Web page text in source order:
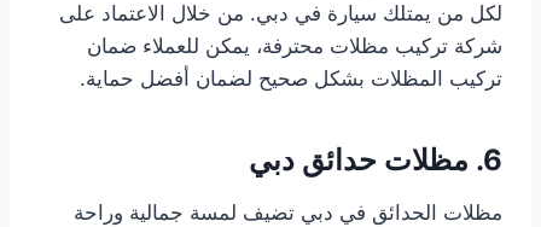
لكل من يمتلك سيارة في دبي. من خلال الاعتماد على
شركة تركيب مظلات محترفة، يمكن للعملاء ضمان
تركيب المظلات بشكل صحيح لضمان أفضل حماية.
6. مظلات حدائق دبي
مظلات الحدائق في دبي تضيف لمسة جمالية وراحة